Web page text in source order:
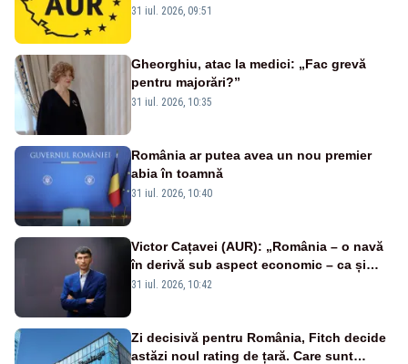
română nu se economisește! Limba
31 iul. 2026, 09:51
Gheorghiu, atac la medici: „Fac grevă
pentru majorări?”
31 iul. 2026, 10:35
România ar putea avea un nou premier
abia în toamnă
31 iul. 2026, 10:40
Victor Cațavei (AUR): „România – o navă
în derivă sub aspect economic – ca și
rezultat al guvernărilor din ultimii 36 de
31 iul. 2026, 10:42
Zi decisivă pentru România, Fitch decide
astăzi noul rating de țară. Care sunt